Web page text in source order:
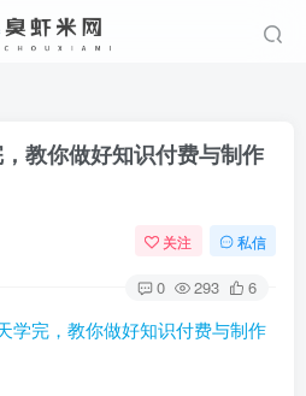
教你做好知识付费与制作
关注 私信
0 293 6